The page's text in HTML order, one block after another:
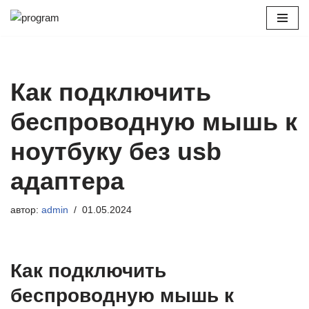
Как подключить
беспроводную мышь к
ноутбуку без usb
адаптера
автор: admin 01.05.2024
Как подключить
беспроводную мышь к